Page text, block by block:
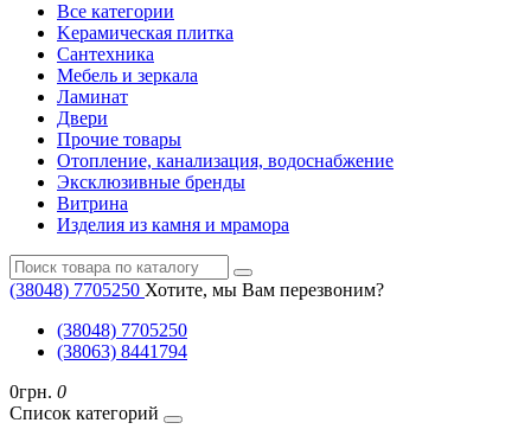
Все категории
Kерамическая плитка
Cантехника
Мебель и зеркала
Ламинат
Двери
Прочие товары
Отопление, канализация, водоснабжение
Эксклюзивные бренды
Витрина
Изделия из камня и мрамора
(38048) ‎7705250 Хотите, мы Вам перезвоним?
(38048) ‎7705250
(38063) 8441794
0грн. 0
Список категорий